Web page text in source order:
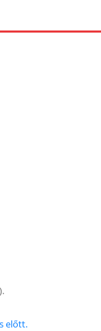
előtt.